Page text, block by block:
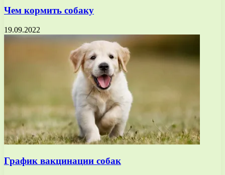
Чем кормить собаку
19.09.2022
График вакцинации собак